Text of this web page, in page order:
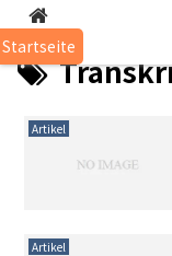
Artikel
Artikel
Startseite